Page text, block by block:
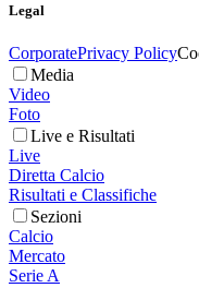
Legal
CorporatePrivacy Policy
Media
Video
Foto
Live e Risultati
Live
Diretta Calcio
Risultati e Classifiche
Sezioni
Calcio
Mercato
Serie A